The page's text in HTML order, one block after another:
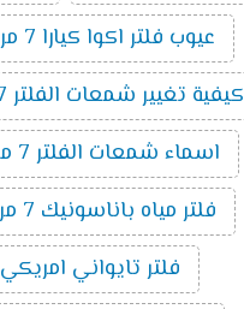
عيوب فلتر اكوا كيارا 7 مراحل
كيفية تغيير شمعات الفلتر 7 مراحل
اسماء شمعات الفلتر 7 مراحل
فلتر مياه باناسونيك 7 مراحل
فلتر تايواني امريكي